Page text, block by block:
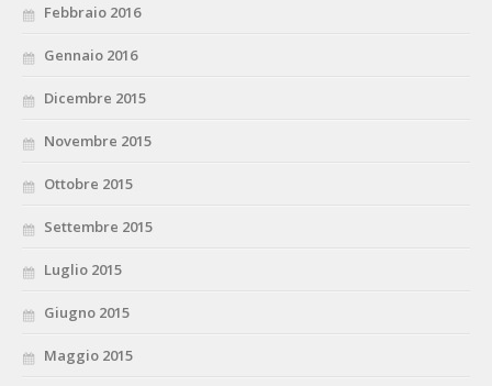
Febbraio 2016
Gennaio 2016
Dicembre 2015
Novembre 2015
Ottobre 2015
Settembre 2015
Luglio 2015
Giugno 2015
Maggio 2015